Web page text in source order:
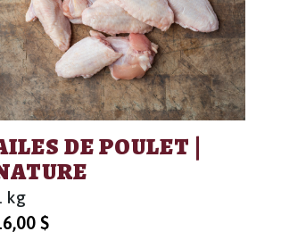
DE POULET |
kg
$